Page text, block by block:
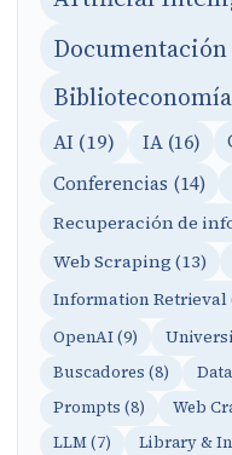
Documentación
Biblioteconomía
AI (19) IA (16)
Conferencias (14)
Recuperación de
Web Scraping (13)
Information Retrieval
OpenAI (9)
Buscadores (8)
Prompts (8)
Web
LLM (7)
Library &